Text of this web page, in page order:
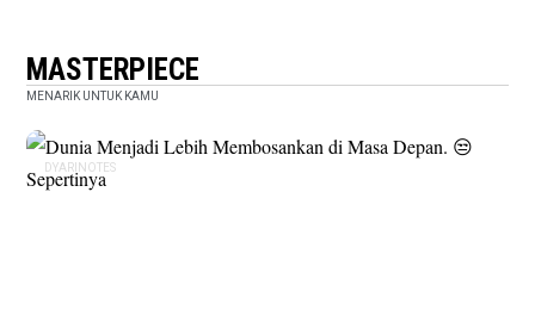
MASTERPIECE
MENARIK UNTUK KAMU
DYARINOTES